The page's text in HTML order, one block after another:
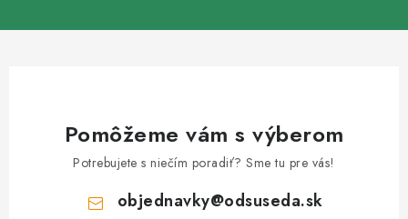
Pomôžeme vám s výberom
Potrebujete s niečím poradiť? Sme tu pre vás!
objednavky@odsuseda.sk